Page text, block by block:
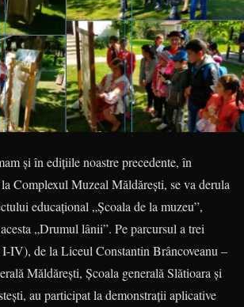
și în edițiile noastre precedente, în
Complexul Muzeal Măldărești, se va derula
educațional „Şcoala de la muzeu”,
„Drumul lânii”. Pe parcursul a trei
IV), de la Liceul Constantin Brâncoveanu –
Măldărești, Școala generală Slătioara și
au participat la demonstrații aplicative